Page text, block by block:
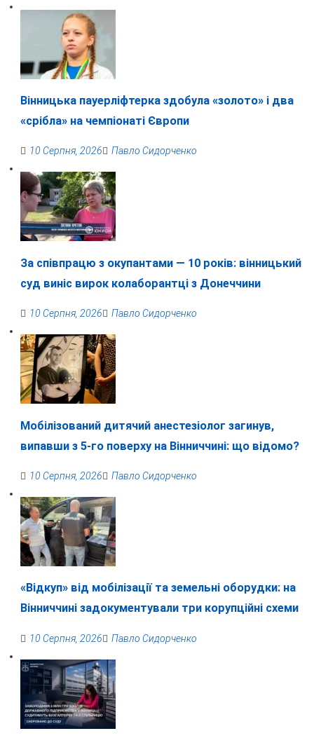
Вінницька пауерліфтерка здобула «золото» і два
«срібла» на чемпіонаті Європи
10 Серпня, 2026 Павло Сидорченко
За співпрацю з окупантами — 10 років: вінницький
суд виніс вирок колаборантці з Донеччини
10 Серпня, 2026 Павло Сидорченко
Мобілізований дитячий анестезіолог загинув,
випавши з 5-го поверху на Вінниччині: що відомо?
10 Серпня, 2026 Павло Сидорченко
«Відкуп» від мобілізації та земельні оборудки: на
Вінниччині задокументували три корупційні схеми
10 Серпня, 2026 Павло Сидорченко